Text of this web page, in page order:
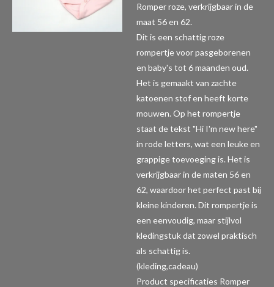
Romper roze, verkrijgbaar in de
maat 56 en 62.
Dit is een schattig roze
rompertje voor pasgeborenen
en baby's tot 6 maanden oud.
Het is gemaakt van zachte
katoenen stof en heeft korte
mouwen. Op het rompertje
staat de tekst "Hi I'm new here"
in rode letters, wat een leuke en
grappige toevoeging is. Het is
verkrijgbaar in de maten 56 en
62, waardoor het perfect past bij
kleine kinderen. Dit rompertje is
een eenvoudig, maar stijlvol
kledingstuk dat zowel praktisch
als schattig is.
(kleding,cadeau)
Product specificaties Romper